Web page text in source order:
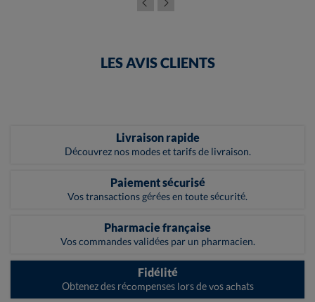
LES AVIS CLIENTS
Livraison rapide
Découvrez nos modes et tarifs de livraison.
Paiement sécurisé
Vos transactions gérées en toute sécurité.
Pharmacie française
Vos commandes validées par un pharmacien.
Fidélité
Obtenez des récompenses lors de vos achats